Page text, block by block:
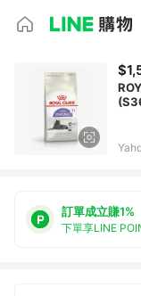
訂單成立賺1%
下單享LINE